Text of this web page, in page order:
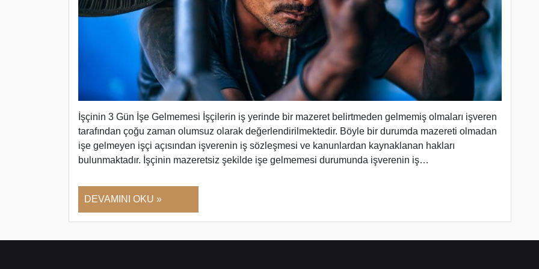
İşçinin 3 Gün İşe Gelmemesi İşçilerin iş yerinde bir mazeret belirtmeden gelmemiş olmaları işveren
tarafından çoğu zaman olumsuz olarak değerlendirilmektedir. Böyle bir durumda mazereti olmadan
işe gelmeyen işçi açısından işverenin iş sözleşmesi ve kanunlardan kaynaklanan hakları
bulunmaktadır. İşçinin mazeretsiz şekilde işe gelmemesi durumunda işverenin iş…
DEVAMINI OKU »